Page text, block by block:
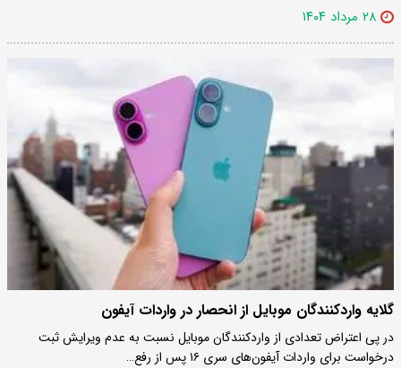
۲۸ مرداد ۱۴۰۴
گلایه واردکنندگان موبایل از انحصار در واردات آیفون
در پی اعتراض تعدادی از واردکنندگان موبایل نسبت به عدم ویرایش ثبت
درخواست برای واردات آیفون‌های سری ۱۶ پس از رفع…